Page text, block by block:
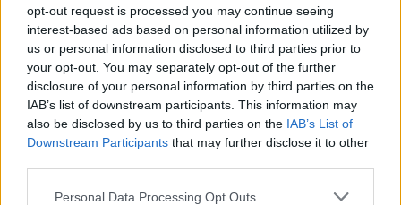
opt-out request is processed you may continue seeing
interest-based ads based on personal information utilized by
us or personal information disclosed to third parties prior to
your opt-out. You may separately opt-out of the further
disclosure of your personal information by third parties on the
IAB’s list of downstream participants. This information may
also be disclosed by us to third parties on the IAB’s List of
Downstream Participants that may further disclose it to other
Personal Data Processing Opt Outs
Žiūrimiausi įrašai
00:00:30
Vaizdai iš tragiškos avarijos Vilniaus r.: dviejų moterų ir
vaiko gyvybių išgelbėti nepavyko